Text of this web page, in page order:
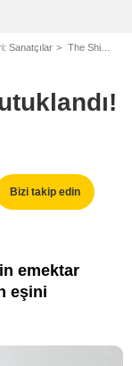
Sanatçılar The Shield'in Yıldızı Tutuklandı!
Bizi takip edin
emektar
eşini